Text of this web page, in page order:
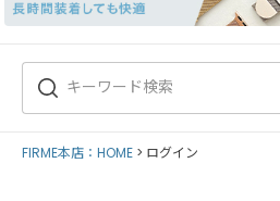
FIRME本店：HOME ログイン